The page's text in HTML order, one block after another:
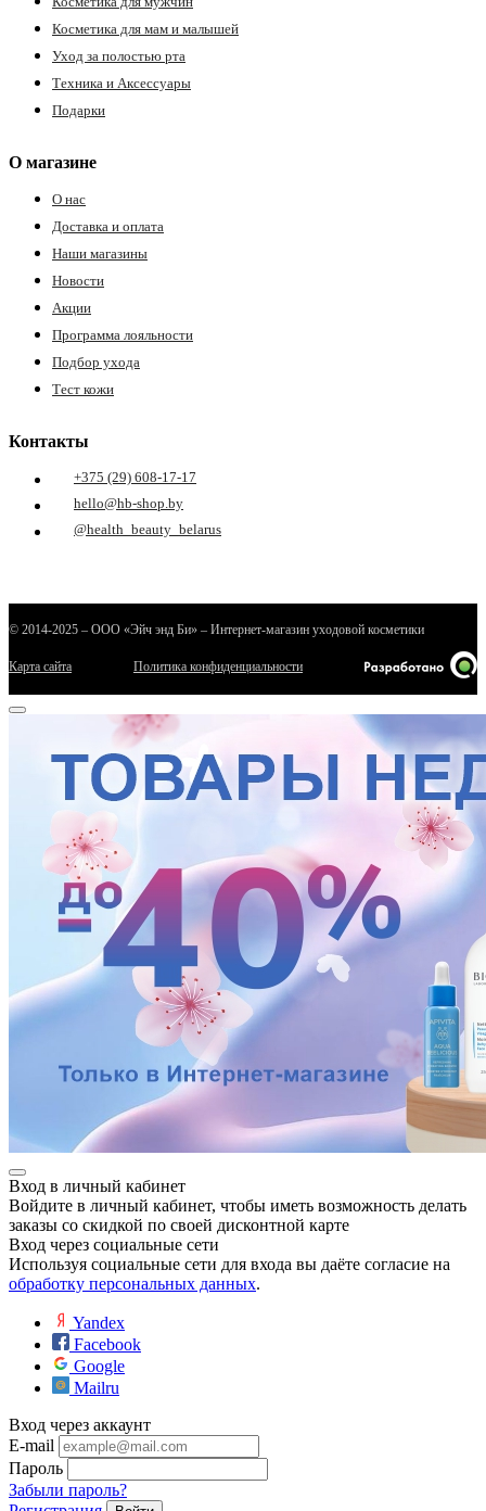
Косметика для мам и малышей
Уход за полостью рта
Техника и Аксессуары
Подарки
О магазине
О нас
Доставка и оплата
Наши магазины
Новости
Акции
Программа лояльности
Подбор ухода
Тест кожи
Контакты
+375 (29) 608-17-17
hello@hb-shop.by
@health_beauty_belarus
© 2014-2025 – ООО «Эйч энд Би» – Интернет-магазин уходовой косметики
Карта сайта Политика конфиденциальности
Вход в личный кабинет
Войдите в личный кабинет, чтобы иметь возможность делать
заказы со скидкой по своей дисконтной карте
Вход через социальные сети
Используя социальные сети для входа вы даёте согласие на
обработку персональных данных.
Yandex
Facebook
Google
Mailru
Вход через аккаунт
E-mail
Пароль
Забыли пароль?